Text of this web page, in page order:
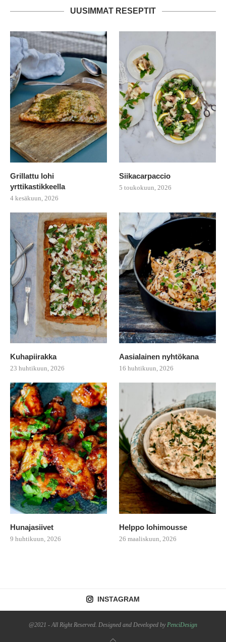
UUSIMMAT RESEPTIT
Grillattu lohi
yrttikastikkeella
4 kesäkuun, 2026
Siikacarpaccio
5 toukokuun, 2026
Kuhapiirakka
23 huhtikuun, 2026
Aasialainen nyhtökana
16 huhtikuun, 2026
Hunajasiivet
9 huhtikuun, 2026
Helppo lohimousse
26 maaliskuun, 2026
INSTAGRAM
@2021 - All Right Reserved. Designed and Developed byPenciDesign